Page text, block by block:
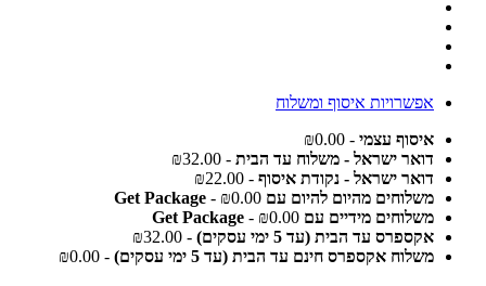
אפשרויות איסוף ומשלוח
איסוף עצמי - ₪0.00
דואר ישראל - משלוח עד הבית - ₪32.00
דואר ישראל - נקודת איסוף - ₪22.00
משלוחים מהיום להיום עם Get Package - ₪0.00
משלוחים מידיים עם Get Package - ₪0.00
אקספרס עד הבית (עד 5 ימי עסקים)
- ₪32.00
משלוח אקספרס חינם עד הבית (עד 5 ימי עסקים)
- ₪0.00